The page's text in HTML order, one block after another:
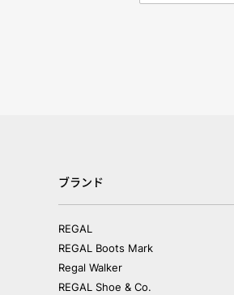
ブランド
REGAL
REGAL Boots Mark
Regal Walker
REGAL Shoe & Co.